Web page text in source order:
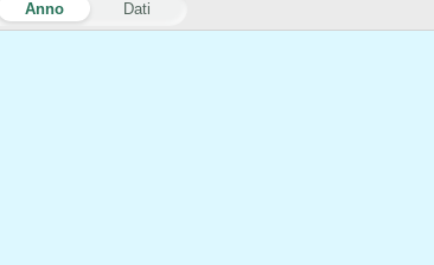
Anno Dati